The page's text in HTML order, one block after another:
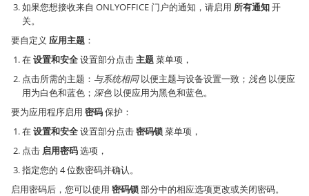
如果您想接收来自 ONLYOFFICE 门户的通知，请启用 所有通知开
关。
要自定义 应用主题 ：
在设置和安全设置部分点击主题菜单项，
点击所需的主题： 与系统相同以便主题与设备设置一致； 浅色 以便应
用为白色和蓝色； 深色 以便应用为黑色和蓝色。
要为应用程序启用 密码保护：
在设置和安全设置部分点击密码锁菜单项，
点击 启用密码选项，
指定您的 4 位数密码并确认。
启用密码后，您可以使用 密码锁部分中的相应选项更改或关闭密码。